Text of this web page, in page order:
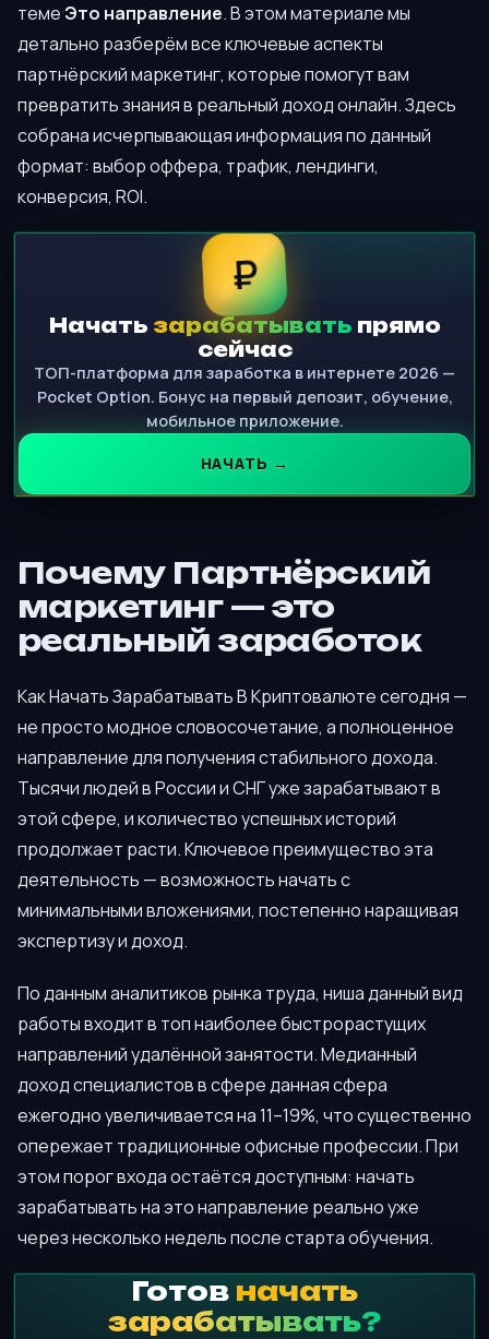
темеЭто направление. В этом материале мы
детально разберём все ключевые аспекты
партнёрский маркетинг, которые помогут вам
превратить знания в реальный доход онлайн. Здесь
собрана исчерпывающая информация по данный
формат: выбор оффера, трафик, лендинги,
конверсия, ROI.
₽
Начать зарабатывать прямо
сейчас
ТОП-платформа для заработка в интернете 2026 —
Pocket Option. Бонус на первый депозит, обучение,
мобильное приложение.
НАЧАТЬ →
Почему Партнёрский
маркетинг — это
реальный заработок
Как Начать Зарабатывать В Криптовалюте сегодня —
не просто модное словосочетание, а полноценное
направление для получения стабильного дохода.
Тысячи людей в России и СНГ уже зарабатывают в
этой сфере, и количество успешных историй
продолжает расти. Ключевое преимущество эта
деятельность — возможность начать с
минимальными вложениями, постепенно наращивая
экспертизу и доход.
По данным аналитиков рынка труда, ниша данный вид
работы входит в топ наиболее быстрорастущих
направлений удалённой занятости. Медианный
доход специалистов в сфере данная сфера
ежегодно увеличивается на 11–19%, что существенно
опережает традиционные офисные профессии. При
этом порог входа остаётся доступным: начать
зарабатывать на это направление реально уже
через несколько недель после старта обучения.
Готов начать
зарабатывать?